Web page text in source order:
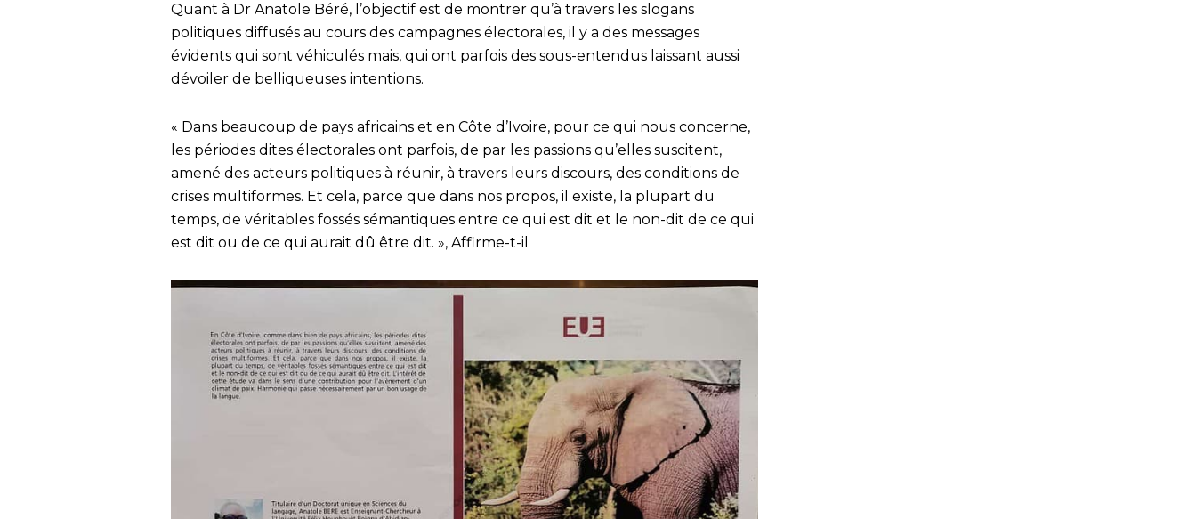
Quant à Dr Anatole Béré, l’objectif est de montrer qu’à travers les slogans
politiques diffusés au cours des campagnes électorales, il y a des messages
évidents qui sont véhiculés mais, qui ont parfois des sous-entendus laissant aussi
dévoiler de belliqueuses intentions.
« Dans beaucoup de pays africains et en Côte d’Ivoire, pour ce qui nous concerne,
les périodes dites électorales ont parfois, de par les passions qu’elles suscitent,
amené des acteurs politiques à réunir, à travers leurs discours, des conditions de
crises multiformes. Et cela, parce que dans nos propos, il existe, la plupart du
temps, de véritables fossés sémantiques entre ce qui est dit et le non-dit de ce qui
est dit ou de ce qui aurait dû être dit. », Affirme-t-il